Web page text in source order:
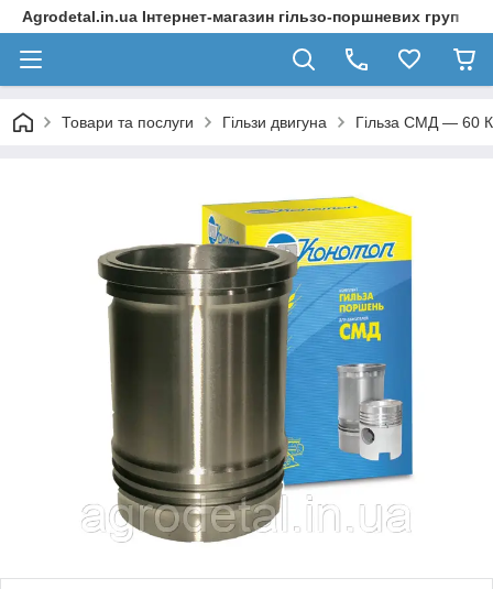
Agrodetal.in.ua Інтернет-магазин гільзо-поршневих груп
Товари та послуги Гільзи двигуна Гільза СМД — 60